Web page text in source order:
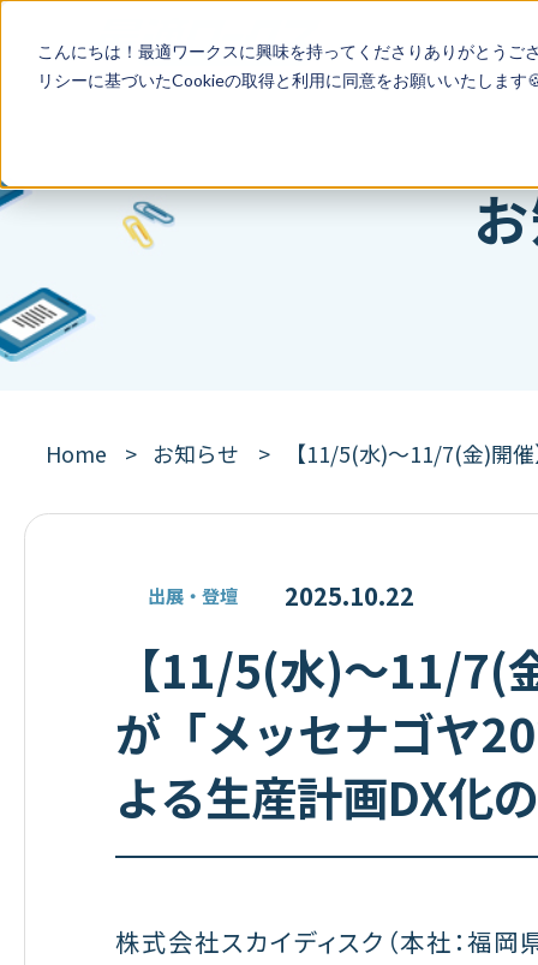
こんにちは！最適ワークスに興味を持ってくださりありがとう
リシーに基づいたCookieの取得と利用に同意をお願いいたします
Home お知らせ 【11/5(水)～11/7(金)開
出展・登壇 2025.10.22
【11/5(水)～11/7(
が「メッセナゴヤ
よる生産計画DX化
株式会社スカイディスク（本社：福